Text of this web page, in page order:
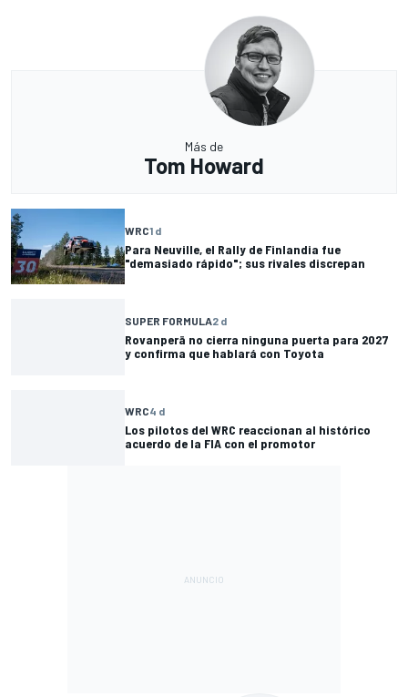
Más de
Tom Howard
WRC1 d
Para Neuville, el Rally de Finlandia fue
"demasiado rápido"; sus rivales discrepan
SUPER FORMULA2 d
Rovanperä no cierra ninguna puerta para 2027
y confirma que hablará con Toyota
WRC4 d
Los pilotos del WRC reaccionan al histórico
acuerdo de la FIA con el promotor